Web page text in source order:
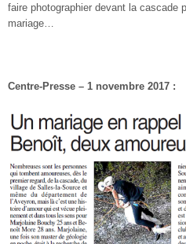
faire photographier devant la cascade
mariage…
Centre-Presse – 1 novembre 2017 :